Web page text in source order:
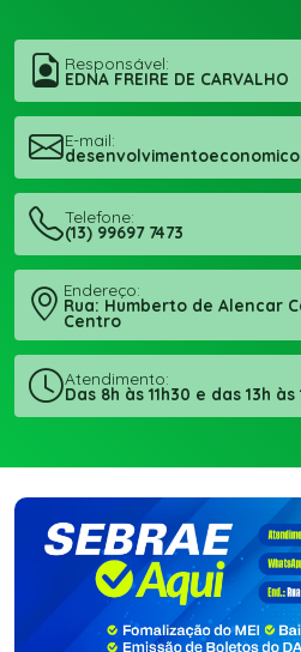
Responsável:
EDNA FREIRE DE CARVALHO
E-mail:
Telefone:
(13) 99697 7473
Endereço:
Rua: Humberto de Alencar
Centro
Atendimento:
Das 8h às 11h30 e das 13h às